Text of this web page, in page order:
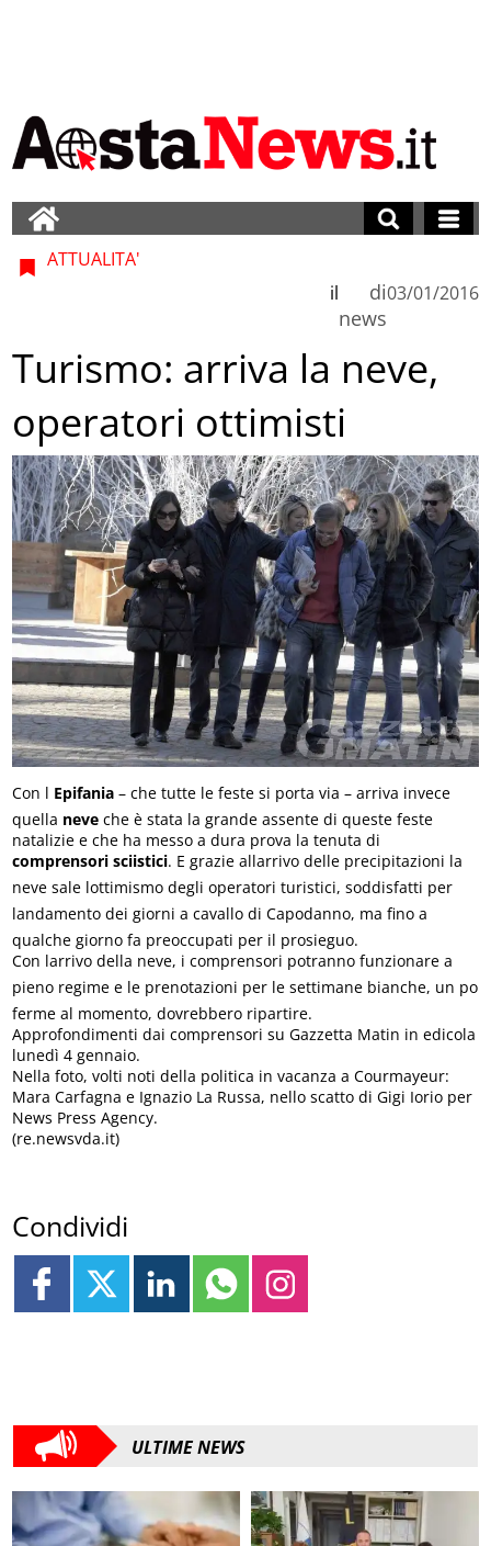
ATTUALITA'
di
news
il 03/01/2016
Turismo: arriva la neve,
operatori ottimisti
Con l Epifania– che tutte le feste si porta via – arriva invece
quella neveche è stata la grande assente di queste feste
natalizie e che ha messo a dura prova la tenuta di
comprensori sciistici. E grazie allarrivo delle precipitazioni la
neve sale lottimismo degli operatori turistici, soddisfatti per
landamento dei giorni a cavallo di Capodanno, ma fino a
qualche giorno fa preoccupati per il prosieguo.
Con larrivo della neve, i comprensori potranno funzionare a
pieno regime e le prenotazioni per le settimane bianche, un po
ferme al momento, dovrebbero ripartire.
Approfondimenti dai comprensori su Gazzetta Matin in edicola
lunedì 4 gennaio.
Nella foto, volti noti della politica in vacanza a Courmayeur:
Mara Carfagna e Ignazio La Russa, nello scatto di Gigi Iorio per
News Press Agency.
(re.newsvda.it)
Condividi
ULTIME NEWS